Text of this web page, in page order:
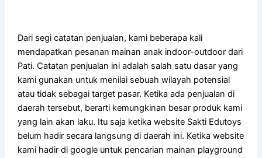
Dari segi catatan penjualan, kami beberapa kali
mendapatkan pesanan mainan anak indoor-outdoor dari
Pati. Catatan penjualan ini adalah salah satu dasar yang
kami gunakan untuk menilai sebuah wilayah potensial
atau tidak sebagai target pasar. Ketika ada penjualan di
daerah tersebut, berarti kemungkinan besar produk kami
yang lain akan laku. Itu saja ketika website Sakti Edutoys
belum hadir secara langsung di daerah ini. Ketika website
kami hadir di google untuk pencarian mainan playground